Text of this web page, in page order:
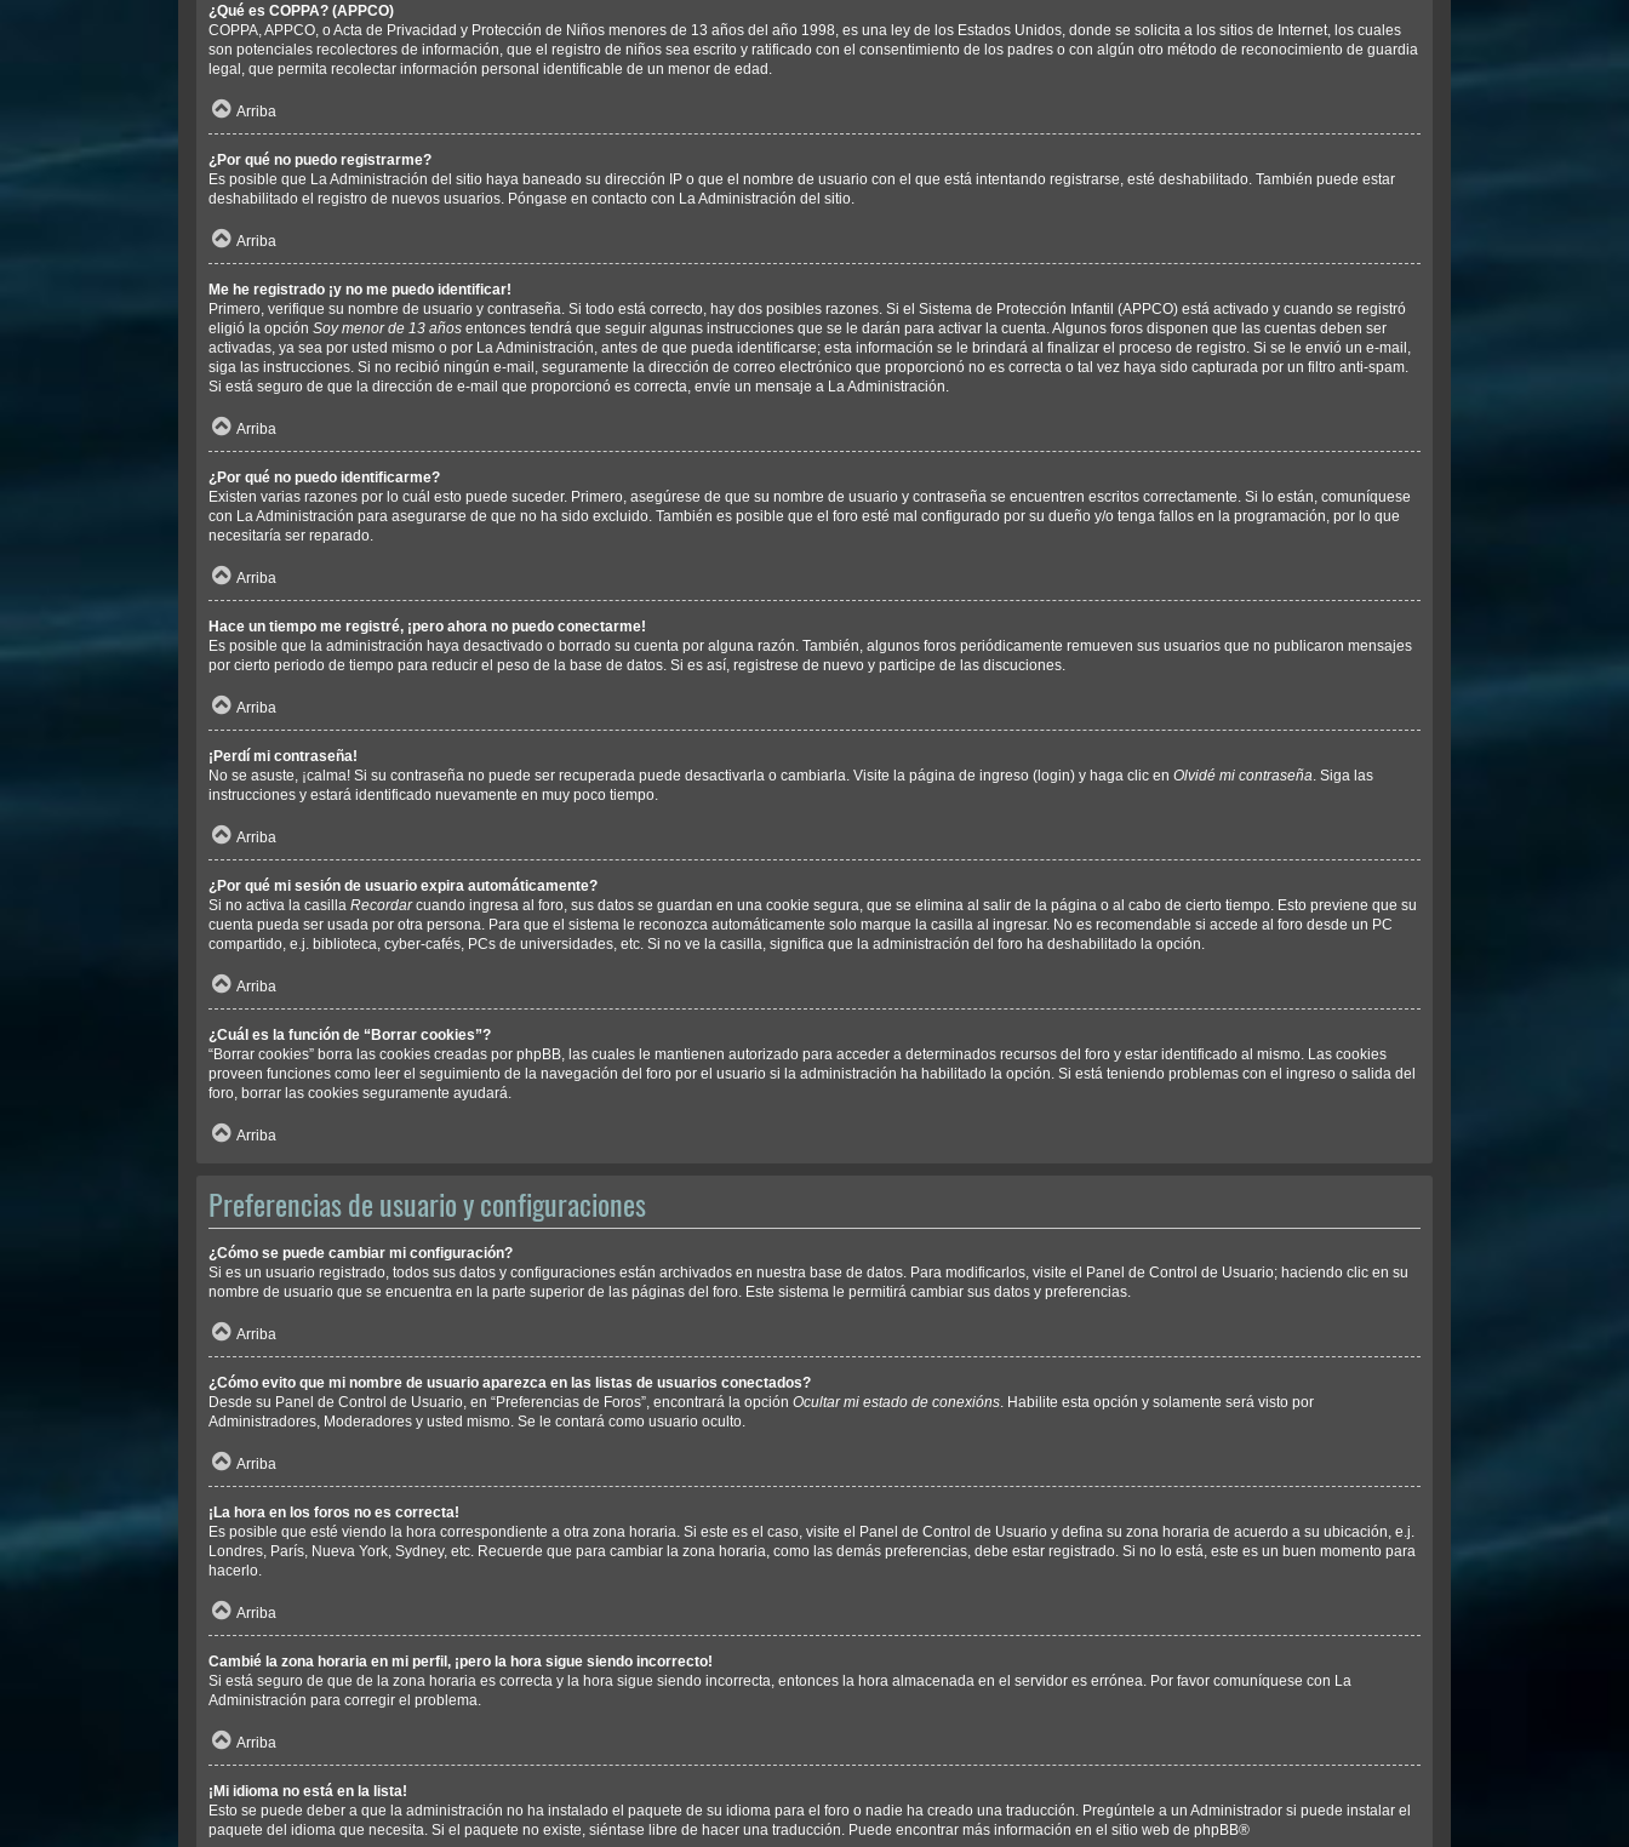
¿Qué es COPPA? (APPCO)
COPPA, APPCO, o Acta de Privacidad y Protección de Niños menores de 13 años del año 1998, es una ley de los Estados Unidos, donde se solicita a los sitios de Internet, los cuales
son potenciales recolectores de información, que el registro de niños sea escrito y ratificado con el consentimiento de los padres o con algún otro método de reconocimiento de guardia
legal, que permita recolectar información personal identificable de un menor de edad.
Arriba
¿Por qué no puedo registrarme?
Es posible que La Administración del sitio haya baneado su dirección IP o que el nombre de usuario con el que está intentando registrarse, esté deshabilitado. También puede estar
deshabilitado el registro de nuevos usuarios. Póngase en contacto con La Administración del sitio.
Arriba
Me he registrado ¡y no me puedo identificar!
Primero, verifique su nombre de usuario y contraseña. Si todo está correcto, hay dos posibles razones. Si el Sistema de Protección Infantil (APPCO) está activado y cuando se registró
eligió la opción Soy menor de 13 años entonces tendrá que seguir algunas instrucciones que se le darán para activar la cuenta. Algunos foros disponen que las cuentas deben ser
activadas, ya sea por usted mismo o por La Administración, antes de que pueda identificarse; esta información se le brindará al finalizar el proceso de registro. Si se le envió un e-mail,
siga las instrucciones. Si no recibió ningún e-mail, seguramente la dirección de correo electrónico que proporcionó no es correcta o tal vez haya sido capturada por un filtro anti-spam.
Si está seguro de que la dirección de e-mail que proporcionó es correcta, envíe un mensaje a La Administración.
Arriba
¿Por qué no puedo identificarme?
Existen varias razones por lo cuál esto puede suceder. Primero, asegúrese de que su nombre de usuario y contraseña se encuentren escritos correctamente. Si lo están, comuníquese
con La Administración para asegurarse de que no ha sido excluido. También es posible que el foro esté mal configurado por su dueño y/o tenga fallos en la programación, por lo que
necesitaría ser reparado.
Arriba
Hace un tiempo me registré, ¡pero ahora no puedo conectarme!
Es posible que la administración haya desactivado o borrado su cuenta por alguna razón. También, algunos foros periódicamente remueven sus usuarios que no publicaron mensajes
por cierto periodo de tiempo para reducir el peso de la base de datos. Si es así, registrese de nuevo y participe de las discuciones.
Arriba
¡Perdí mi contraseña!
No se asuste, ¡calma! Si su contraseña no puede ser recuperada puede desactivarla o cambiarla. Visite la página de ingreso (login) y haga clic en Olvidé mi contraseña. Siga las
instrucciones y estará identificado nuevamente en muy poco tiempo.
Arriba
¿Por qué mi sesión de usuario expira automáticamente?
Si no activa la casilla Recordarcuando ingresa al foro, sus datos se guardan en una cookie segura, que se elimina al salir de la página o al cabo de cierto tiempo. Esto previene que su
cuenta pueda ser usada por otra persona. Para que el sistema le reconozca automáticamente solo marque la casilla al ingresar. No es recomendable si accede al foro desde un PC
compartido, e.j. biblioteca, cyber-cafés, PCs de universidades, etc. Si no ve la casilla, significa que la administración del foro ha deshabilitado la opción.
Arriba
¿Cuál es la función de “Borrar cookies”?
“Borrar cookies” borra las cookies creadas por phpBB, las cuales le mantienen autorizado para acceder a determinados recursos del foro y estar identificado al mismo. Las cookies
proveen funciones como leer el seguimiento de la navegación del foro por el usuario si la administración ha habilitado la opción. Si está teniendo problemas con el ingreso o salida del
foro, borrar las cookies seguramente ayudará.
Arriba
Preferencias de usuario y configuraciones
¿Cómo se puede cambiar mi configuración?
Si es un usuario registrado, todos sus datos y configuraciones están archivados en nuestra base de datos. Para modificarlos, visite el Panel de Control de Usuario; haciendo clic en su
nombre de usuario que se encuentra en la parte superior de las páginas del foro. Este sistema le permitirá cambiar sus datos y preferencias.
Arriba
¿Cómo evito que mi nombre de usuario aparezca en las listas de usuarios conectados?
Desde su Panel de Control de Usuario, en “Preferencias de Foros”, encontrará la opción Ocultar mi estado de conexións. Habilite esta opción y solamente será visto por
Administradores, Moderadores y usted mismo. Se le contará como usuario oculto.
Arriba
¡La hora en los foros no es correcta!
Es posible que esté viendo la hora correspondiente a otra zona horaria. Si este es el caso, visite el Panel de Control de Usuario y defina su zona horaria de acuerdo a su ubicación, e.j.
Londres, París, Nueva York, Sydney, etc. Recuerde que para cambiar la zona horaria, como las demás preferencias, debe estar registrado. Si no lo está, este es un buen momento para
hacerlo.
Arriba
Cambié la zona horaria en mi perfil, ¡pero la hora sigue siendo incorrecto!
Si está seguro de que de la zona horaria es correcta y la hora sigue siendo incorrecta, entonces la hora almacenada en el servidor es errónea. Por favor comuníquese con La
Administración para corregir el problema.
Arriba
¡Mi idioma no está en la lista!
Esto se puede deber a que la administración no ha instalado el paquete de su idioma para el foro o nadie ha creado una traducción. Pregúntele a un Administrador si puede instalar el
paquete del idioma que necesita. Si el paquete no existe, siéntase libre de hacer una traducción. Puede encontrar más información en el sitio web de phpBB®